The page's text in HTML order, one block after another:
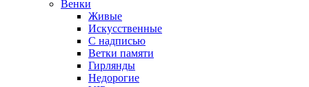
Венки
Живые
Искусственные
С надписью
Ветки памяти
Гирлянды
Недорогие